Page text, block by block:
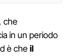
che
in un periodo
è cheil